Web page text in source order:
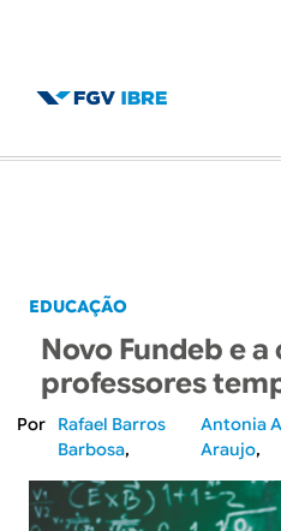
B
g
o
o
l
á
o
EDUCAÇÃO
Novo Fundeb e
professores
Rafael Barros
Barbosa
Antonia
Araujo